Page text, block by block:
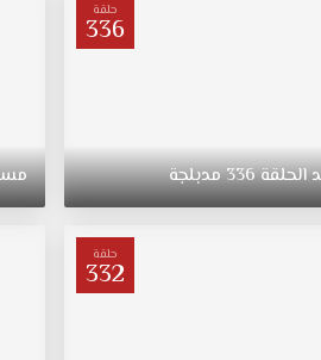
حلقة
336
الحلقة336مدبلجة
حلقة
332